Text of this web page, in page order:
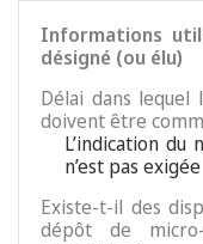
Informations
désigné (ou élu)
Délai dans lequel
doivent être
L’indication du
n’est pas exigée
Existe-t-il des
dépôt de